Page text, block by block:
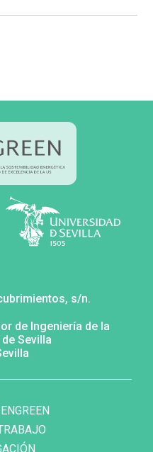
s/n.
de Ingeniería de la
Sevilla